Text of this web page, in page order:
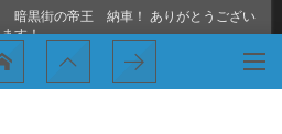
暗黒街の帝王 納車！ ありがとうござい
ます！